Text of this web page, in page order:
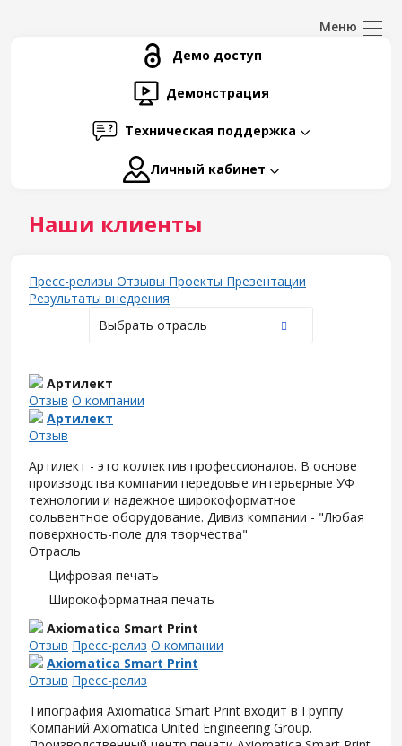
Демо доступ
Демонстрация
Техническая поддержка
Личный кабинет
Наши клиенты
Пресс-релизы Отзывы Проекты Презентации
Результаты внедрения
Выбрать отрасль
Артилект
Отзыв О компании
Артилект
Отзыв
Артилект - это коллектив профессионалов. В основе
производства компании передовые интерьерные УФ
технологии и надежное широкоформатное
сольвентное оборудование. Дивиз компании - "Любая
поверхность-поле для творчества"
Отрасль
Цифровая печать
Широкоформатная печать
Axiomatica Smart Print
Отзыв Пресс-релиз О компании
Axiomatica Smart Print
Отзыв Пресс-релиз
Типография Axiomatica Smart Print входит в Группу
Компаний Axiomatica United Engineering Group.